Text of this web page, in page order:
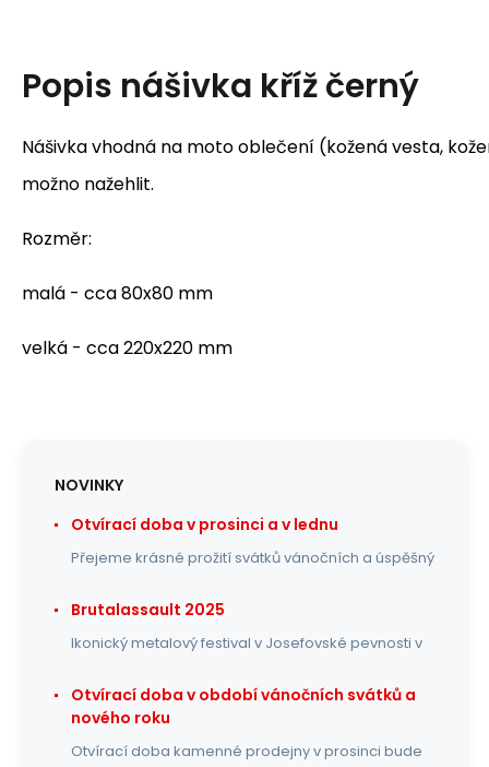
Popis nášivka kříž černý
Nášivka vhodná na moto oblečení (kožená vesta,
možno nažehlit.
Rozměr:
malá - cca 80x80 mm
velká - cca 220x220 mm
NOVINKY
Otvírací doba v prosinci a v lednu
Přejeme krásné prožití svátků vánočních a úspěšný
Brutalassault 2025
Ikonický metalový festival v Josefovské pevnosti v
Otvírací doba v období vánočních svátků a
nového roku
Otvírací doba kamenné prodejny v prosinci bude